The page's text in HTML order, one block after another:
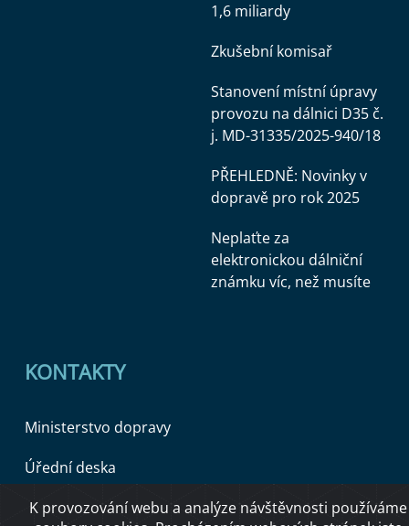
1,6 miliardy
Zkušební komisař
Stanovení místní úpravy
provozu na dálnici D35 č.
j. MD-31335/2025-940/18
PŘEHLEDNĚ: Novinky v
dopravě pro rok 2025
Neplaťte za
elektronickou dálniční
známku víc, než musíte
KONTAKTY
Ministerstvo dopravy
Úřední deska
K provozování webu a analýze návštěvnosti používáme